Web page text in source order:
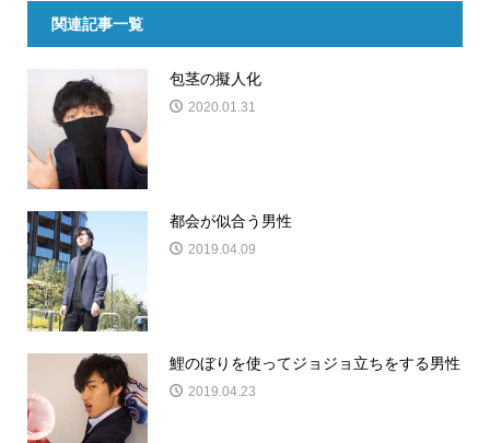
関連記事一覧
包茎の擬人化
2020.01.31
都会が似合う男性
2019.04.09
鯉のぼりを使ってジョジョ立ちをする男性
2019.04.23